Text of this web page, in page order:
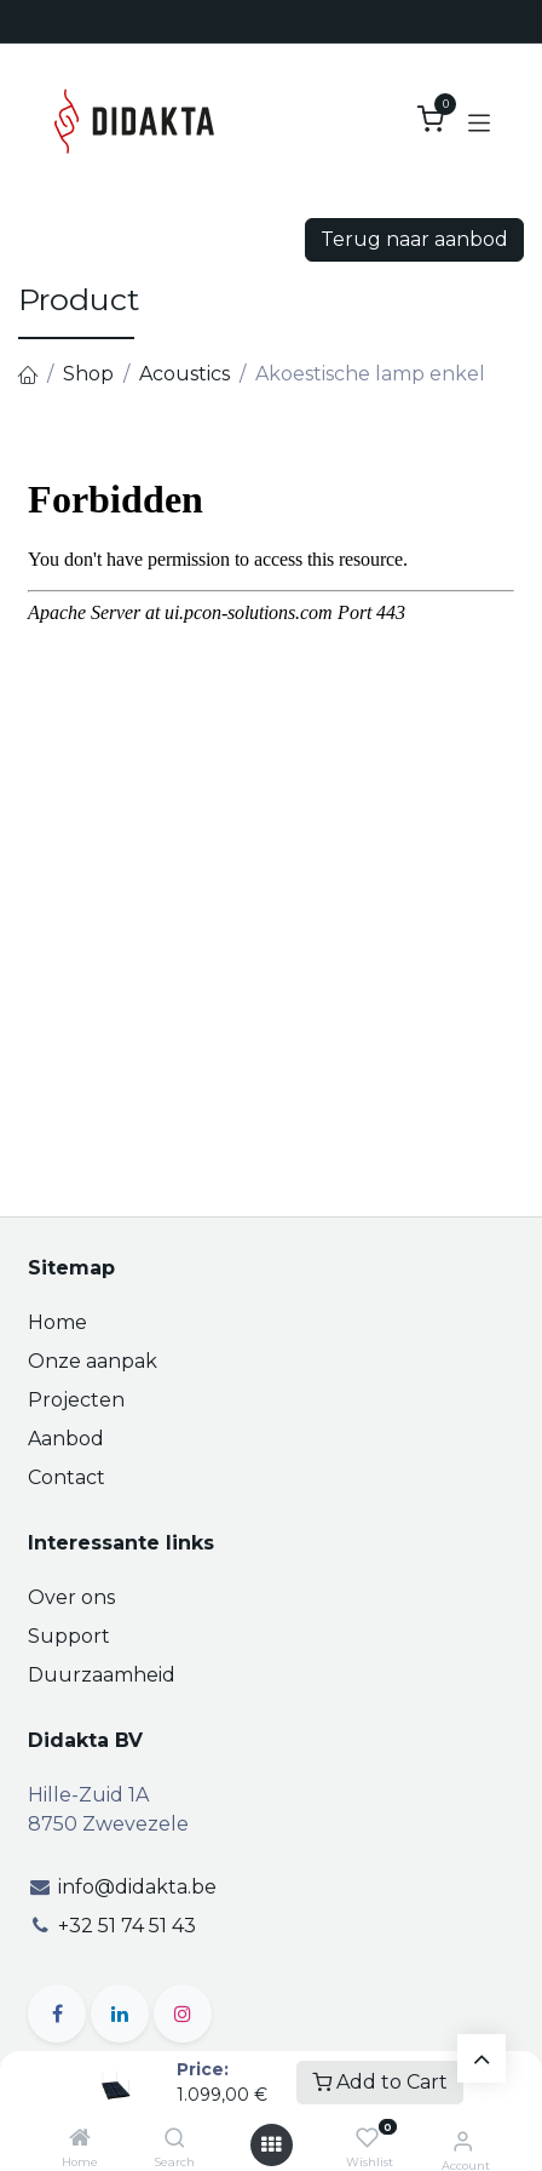
Price:
1.099,00 €
Add to Cart
Home Search
0
Wishlist Account
0
Terug naar aanbod
Product
Shop Acoustics Akoestische lamp enkel
Sitemap
Home
Onze aanpak
Projecten
Aanbod
Contact
Interessante links
Over ons
Support
Duurzaamheid
Didakta BV
Hille-Zuid 1A
8750 Zwevezele
info@didakta.be
+32 51 74 51 43
Vertrouwelijkheid
Algemene voorwaarden | BTW BE 0471.695.162